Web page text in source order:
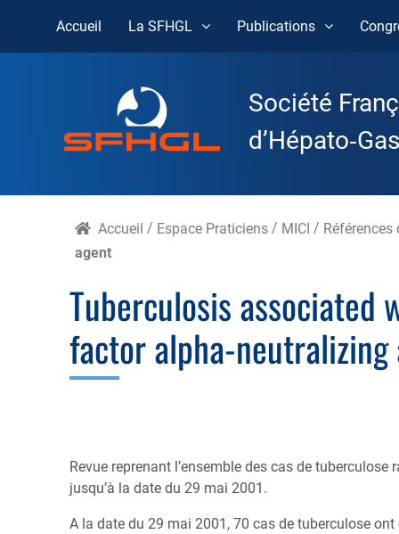
Skip
Accueil La SFHGL Publications
Société
Accueil / Espace Praticiens / MICI / Références
agent
Tuberculosis
factor alpha-neutralizing
Revue reprenant l’ensemble des cas de
jusqu’à la date du 29 mai 2001.
A la date du 29 mai 2001, 70 cas de tuberculose